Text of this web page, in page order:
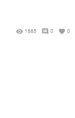
1685 0 0